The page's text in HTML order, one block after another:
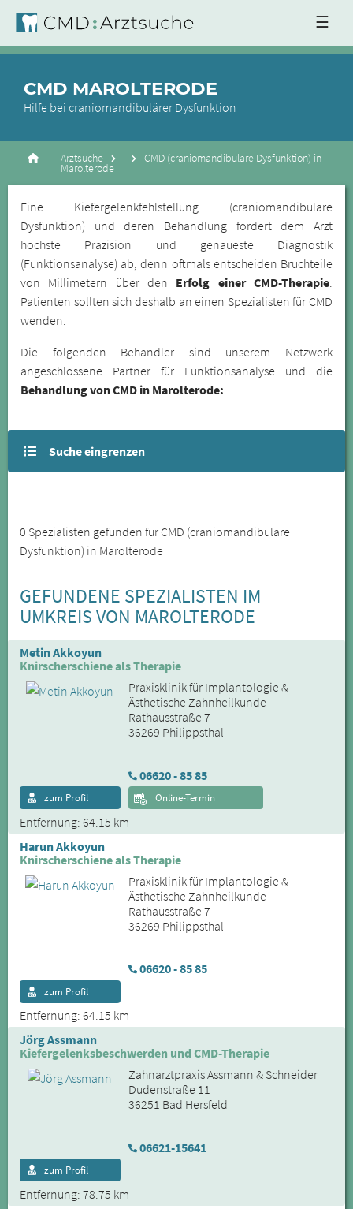
☰
CMD MAROLTERODE
Hilfe bei craniomandibulärer Dysfunktion
Arztsuche CMD (craniomandibuläre Dysfunktion) in
Marolterode
Eine Kiefergelenkfehlstellung (craniomandibuläre
Dysfunktion) und deren Behandlung fordert dem Arzt
höchste Präzision und genaueste Diagnostik
(Funktionsanalyse) ab, denn oftmals entscheiden Bruchteile
von Millimetern über den Erfolg einer CMD-Therapie.
Patienten sollten sich deshalb an einen Spezialisten für CMD
wenden.
Die folgenden Behandler sind unserem Netzwerk
angeschlossene Partner für Funktionsanalyse und die
Behandlung von CMD in Marolterode:
Suche eingrenzen
0 Spezialisten gefunden für CMD (craniomandibuläre
Dysfunktion) in Marolterode
GEFUNDENE SPEZIALISTEN IM
UMKREIS VON MAROLTERODE
Metin Akkoyun
Knirscherschiene als Therapie
Praxisklinik für Implantologie &
Ästhetische Zahnheilkunde
Rathausstraße 7
36269 Philippsthal
06620 - 85 85
Entfernung: 64.15 km
zum Profil Online-Termin
Harun Akkoyun
Knirscherschiene als Therapie
Praxisklinik für Implantologie &
Ästhetische Zahnheilkunde
Rathausstraße 7
36269 Philippsthal
06620 - 85 85
Entfernung: 64.15 km
zum Profil
Jörg Assmann
Kiefergelenksbeschwerden und CMD-Therapie
Zahnarztpraxis Assmann & Schneider
Dudenstraße 11
36251 Bad Hersfeld
06621-15641
Entfernung: 78.75 km
zum Profil